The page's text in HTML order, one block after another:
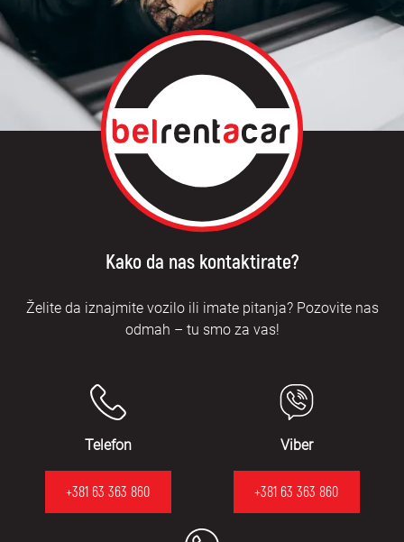
Kako da nas kontaktirate?
Želite da iznajmite vozilo ili imate pitanja? Pozovite nas
odmah – tu smo za vas!
Telefon
+381 63 363 860
Viber
+381 63 363 860